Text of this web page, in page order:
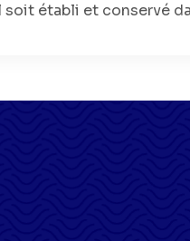
établi et conservé